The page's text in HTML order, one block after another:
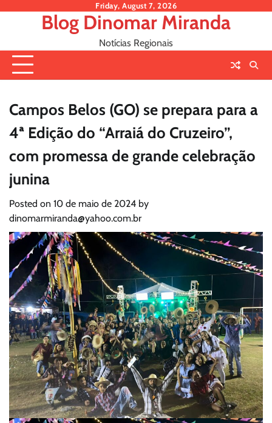
Friday, August 7, 2026
Blog Dinomar Miranda
Notícias Regionais
Campos Belos (GO) se prepara para a
4ª Edição do “Arraiá do Cruzeiro”,
com promessa de grande celebração
junina
Posted on 10 de maio de 2024 by
dinomarmiranda@yahoo.com.br